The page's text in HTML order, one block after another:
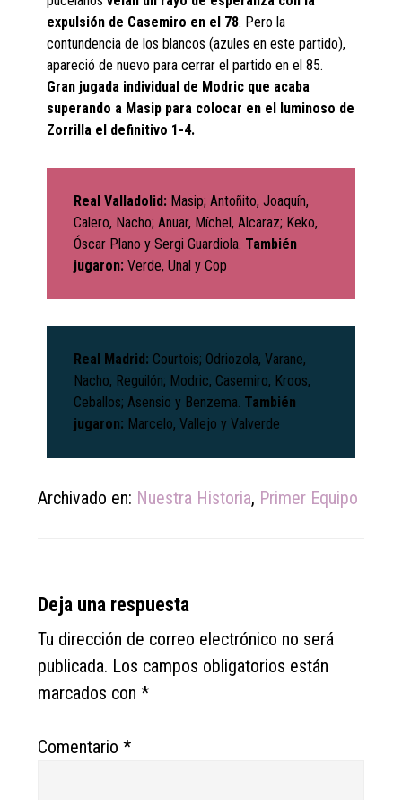
expulsión de Casemiro en el 78. Pero la
contundencia de los blancos (azules en este partido),
apareció de nuevo para cerrar el partido en el 85.
Gran jugada individual de Modric que acaba
superando a Masip para colocar en el luminoso de
Zorrilla el definitivo 1-4.
Real Valladolid: Masip; Antoñito, Joaquín,
Calero, Nacho; Anuar, Míchel, Alcaraz; Keko,
Óscar Plano y Sergi Guardiola. También
jugaron: Verde, Unal y Cop
Real Madrid: Courtois; Odriozola, Varane,
Nacho, Reguilón; Modric, Casemiro, Kroos,
Ceballos; Asensio y Benzema. También
jugaron: Marcelo, Vallejo y Valverde
Archivado en: Nuestra Historia, Primer Equipo
Reader
Interactions
Deja una respuesta
Tu dirección de correo electrónico no será
publicada. Los campos obligatorios están
marcados con*
Comentario*